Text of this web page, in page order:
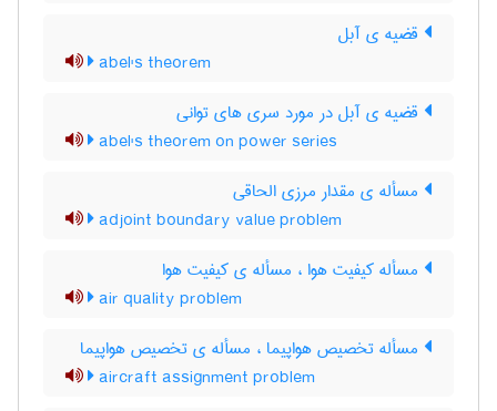
قضیه ی آبل
abel's theorem
قضیه ی آبل در مورد سری های توانی
abel's theorem on power series
مسأله ی مقدار مرزی الحاقی
adjoint boundary value problem
مسأله کیفیت هوا ، مسأله ی کیفیت هوا
air quality problem
مسأله تخصیص هواپیما ، مسأله ی تخصیص هواپیما
aircraft assignment problem